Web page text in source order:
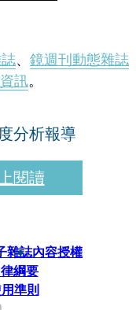
、 鏡週刊動態雜誌
訊。
分析報導
閱讀
雜誌內容授權
綱要
準則